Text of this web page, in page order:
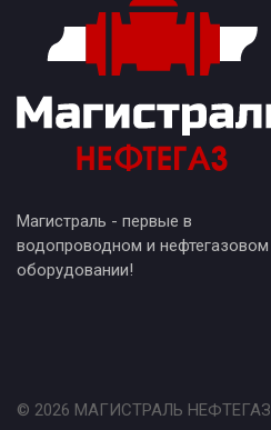
Магистраль - первые в
водопроводном и нефтегазовом
оборудовании!
© 2026 МАГИСТРАЛЬ НЕФТЕГАЗ